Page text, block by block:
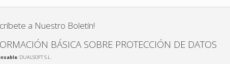
a Nuestro Boletín!
BÁSICA SOBRE PROTECCIÓN DE DATOS
: DUALSOFT S.L.